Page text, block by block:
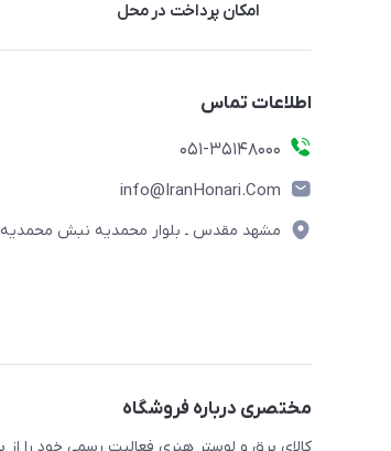
امکان پرداخت در محل
اطلاعات تماس
۰۵۱-۳۵۱۴۸۰۰۰
info@IranHonari.Com
مشهد مقدس ـ بلوار محمدیه نبش محمدیه ۲۱
مختصری درباره فروشگاه